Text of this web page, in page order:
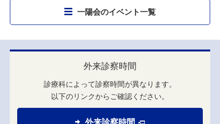
一陽会のイベント一覧
外来診察時間
診療科によって診察時間が異なります。
以下のリンクからご確認ください。